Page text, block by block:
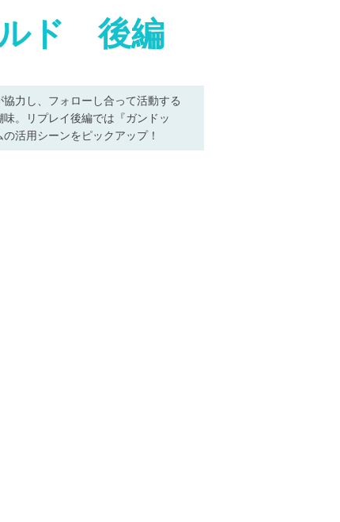
ルド 後編
力し、フォローし合って活動する
。リプレイ後編では『ガンドッ
活用シーンをピックアップ！